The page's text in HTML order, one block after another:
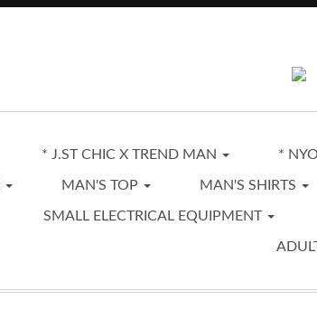
* J.ST CHIC X TREND MAN *
MAN'S TOP MAN'S SHIRTS
SMALL ELECTRICAL EQUIPMENT